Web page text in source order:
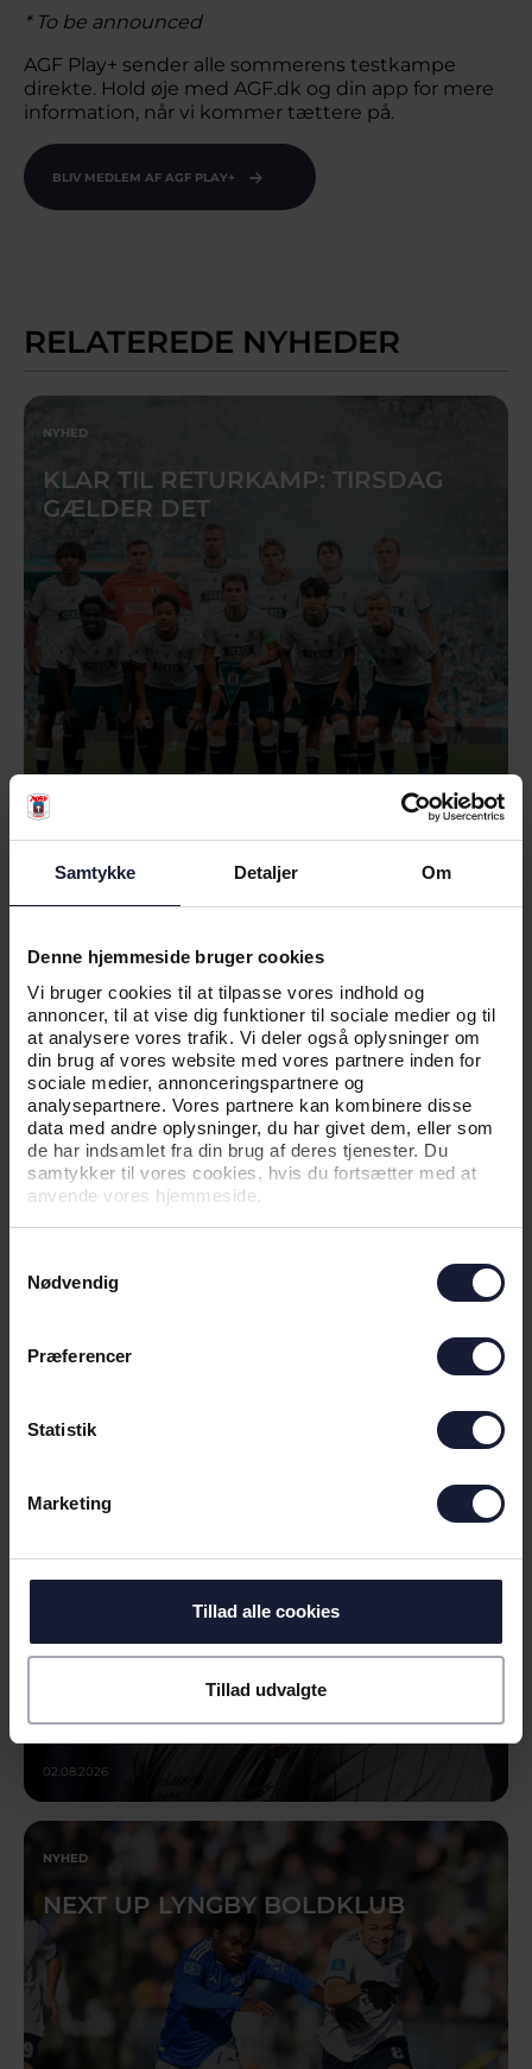
Samtykke Detaljer Om
Denne hjemmeside bruger cookies
Vi bruger cookies til at tilpasse vores indhold og
annoncer, til at vise dig funktioner til sociale medier og til
at analysere vores trafik. Vi deler også oplysninger om
din brug af vores website med vores partnere inden for
sociale medier, annonceringspartnere og
analysepartnere. Vores partnere kan kombinere disse
data med andre oplysninger, du har givet dem, eller som
de har indsamlet fra din brug af deres tjenester. Du
samtykker til vores cookies, hvis du fortsætter med at
anvende vores hjemmeside.
Nødvendig
Præferencer
Statistik
Marketing
Tillad alle cookies
Tillad udvalgte
* To be announced
AGF Play+ sender alle sommerens testkampe
direkte. Hold øje med AGF.dk og din app for mere
information, når vi kommer tættere på.
BLIV MEDLEM AF AGF PLAY+
RELATEREDE NYHEDER
NYHED
KLAR TIL RETURKAMP: TIRSDAG
GÆLDER DET
07.08.2026
NYHED
MULIGE EUROPÆISKE
MODSTANDERE PÅ PLADS
VELKOMMEN TIL COLIN RÖSLER
02.08.2026
NYHED
NEXT UP LYNGBY BOLDKLUB